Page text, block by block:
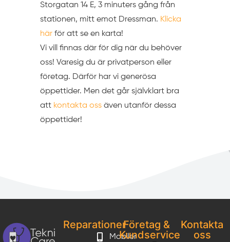
Storgatan 14 E, 3 minuters gång från
stationen, mitt emot Dressman. Klicka
härför att se en karta!
Vi vill finnas där för dig när du behöver
oss! Varesig du är privatperson eller
företag. Därför har vi generösa
öppettider. Men det går självklart bra
att kontakta ossäven utanför dessa
öppettider!
Reparationer
Mobiler
Företag &
Kundservice
Kontakta
oss